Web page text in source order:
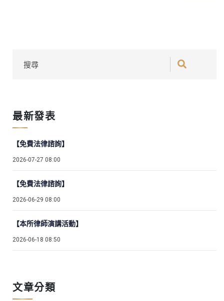
最新發表
【免費法律諮詢】
2026-07-27 08:00
【免費法律諮詢】
2026-06-29 08:00
【本所律師演講活動】
2026-06-18 08:50
文章分類